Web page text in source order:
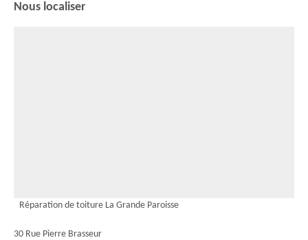
Nous localiser
Réparation de toiture La Grande Paroisse
30 Rue Pierre Brasseur